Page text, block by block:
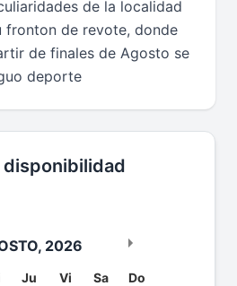
de la localidad
fronton de revote, donde
de finales de Agosto se
deporte
disponibilidad
, 2026
Ju Vi Sa Do